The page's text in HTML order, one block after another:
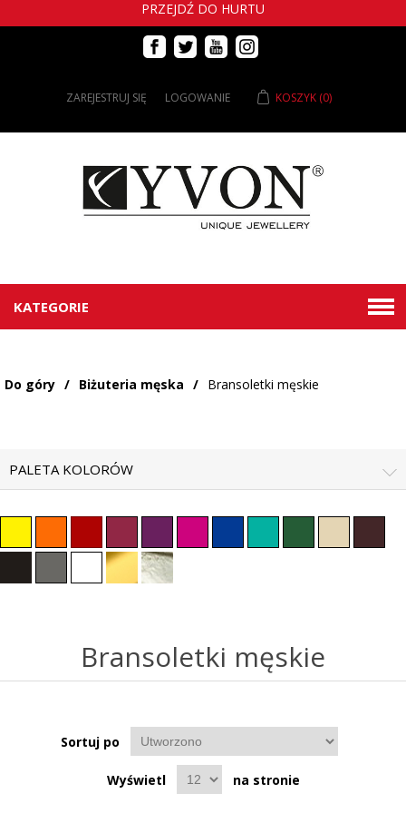
PRZEJDŹ DO HURTU
ZAREJESTRUJ SIĘ LOGOWANIE KOSZYK (0)
KATEGORIE
Do góry / Biżuteria męska / Bransoletki męskie
PALETA KOLORÓW
Bransoletki męskie
Sortuj po
Wyświetl na stronie